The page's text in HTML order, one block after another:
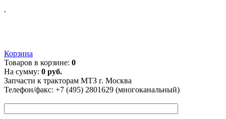
Корзина
Товаров в корзине: 0
На сумму: 0 руб.
Запчасти к тракторам МТЗ г. Москва
Телефон/факс: +7 (495) 2801629 (многоканальный)